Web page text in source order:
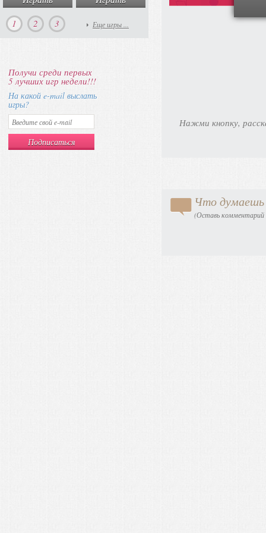
Нажми кнопку,
Что думаешь
(Оставь комментарий
1
2 3 Еще игры ...
Получи среди первых
5 лучших игр недели!!!
На какой e-mail выслать
игры?